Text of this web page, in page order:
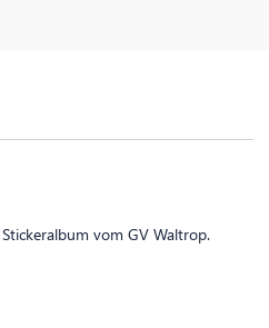
vom GV Waltrop.